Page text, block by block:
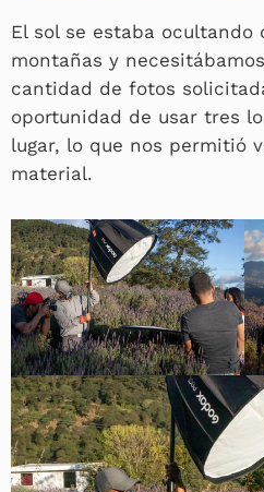
El sol se estaba ocultando
montañas y
cantidad de fotos
oportunidad de usar tres
lugar, lo que nos permitió
material.